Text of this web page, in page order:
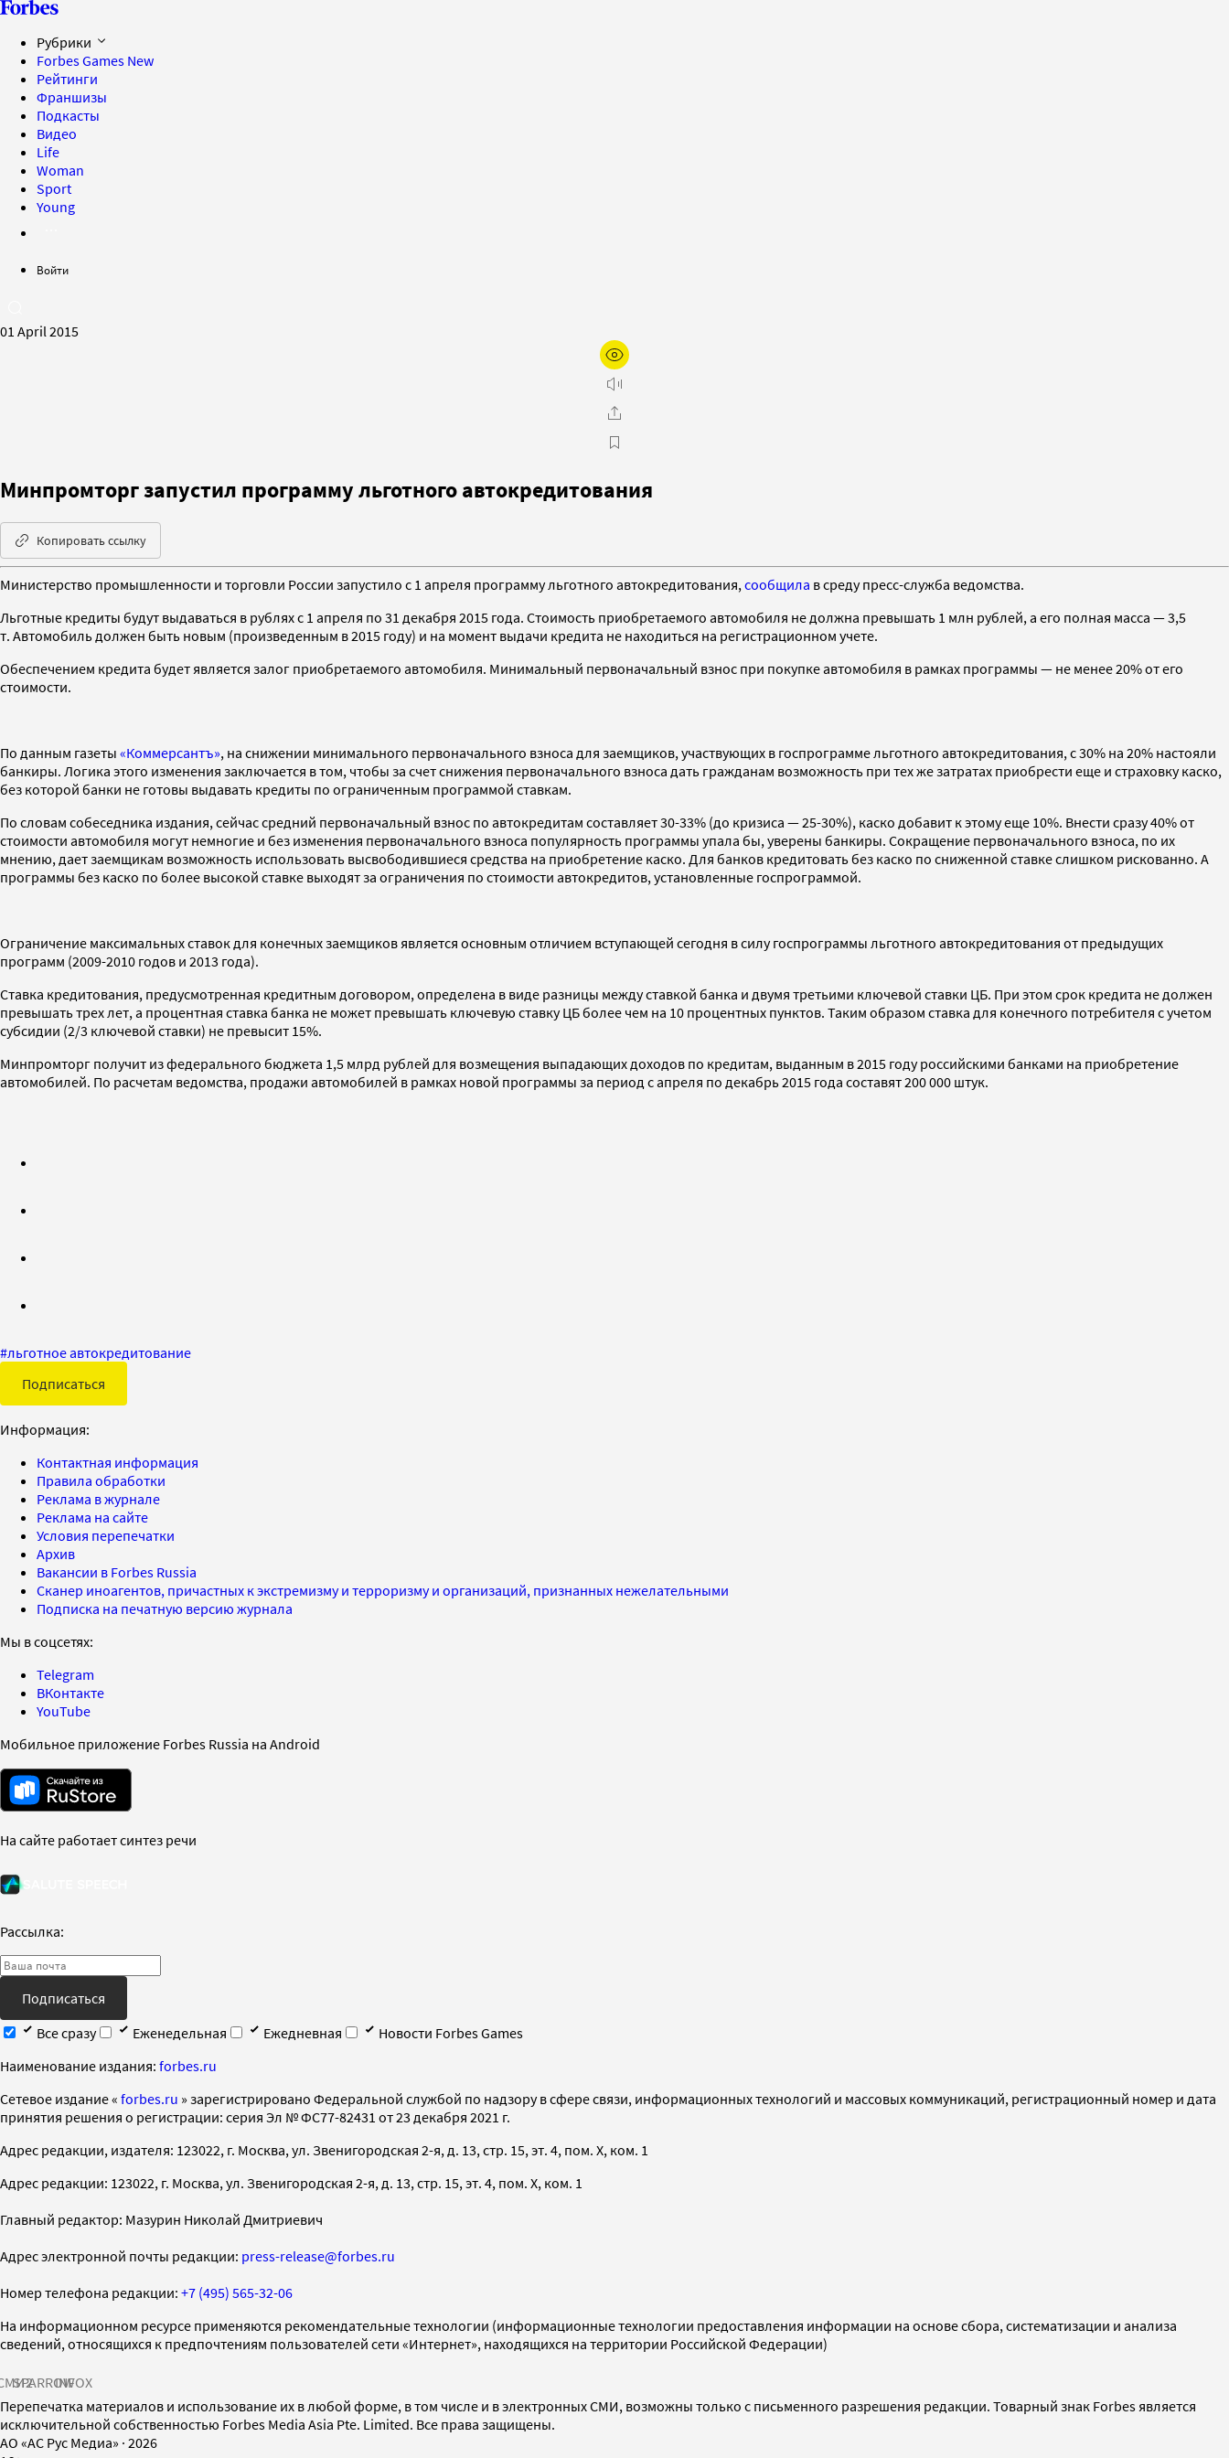
Рубрики
Forbes Games New
Рейтинги
Франшизы
Подкасты
Видео
Life
Woman
Sport
Young
Войти
01 April 2015
Минпромторг запустил программу льготного автокредитования
Копировать ссылку
Министерство промышленности и торговли России запустило с 1 апреля программу льготного автокредитования, сообщила в среду пресс-служба ведомства.
Льготные кредиты будут выдаваться в рублях с 1 апреля по 31 декабря 2015 года. Стоимость приобретаемого автомобиля не должна превышать 1 млн рублей, а его полная масса — 3,5
т. Автомобиль должен быть новым (произведенным в 2015 году) и на момент выдачи кредита не находиться на регистрационном учете.
Обеспечением кредита будет является залог приобретаемого автомобиля. Минимальный первоначальный взнос при покупке автомобиля в рамках программы — не менее 20% от его
стоимости.
По данным газеты «Коммерсантъ», на снижении минимального первоначального взноса для заемщиков, участвующих в госпрограмме льготного автокредитования, с 30% на 20% настояли
банкиры. Логика этого изменения заключается в том, чтобы за счет снижения первоначального взноса дать гражданам возможность при тех же затратах приобрести еще и страховку каско,
без которой банки не готовы выдавать кредиты по ограниченным программой ставкам.
По словам собеседника издания, сейчас средний первоначальный взнос по автокредитам составляет 30-33% (до кризиса — 25-30%), каско добавит к этому еще 10%. Внести сразу 40% от
стоимости автомобиля могут немногие и без изменения первоначального взноса популярность программы упала бы, уверены банкиры. Сокращение первоначального взноса, по их
мнению, дает заемщикам возможность использовать высвободившиеся средства на приобретение каско. Для банков кредитовать без каско по сниженной ставке слишком рискованно. А
программы без каско по более высокой ставке выходят за ограничения по стоимости автокредитов, установленные госпрограммой.
Ограничение максимальных ставок для конечных заемщиков является основным отличием вступающей сегодня в силу госпрограммы льготного автокредитования от предыдущих
программ (2009-2010 годов и 2013 года).
Ставка кредитования, предусмотренная кредитным договором, определена в виде разницы между ставкой банка и двумя третьими ключевой ставки ЦБ. При этом срок кредита не должен
превышать трех лет, а процентная ставка банка не может превышать ключевую ставку ЦБ более чем на 10 процентных пунктов. Таким образом ставка для конечного потребителя с учетом
субсидии (2/3 ключевой ставки) не превысит 15%.
Минпромторг получит из федерального бюджета 1,5 млрд рублей для возмещения выпадающих доходов по кредитам, выданным в 2015 году российскими банками на приобретение
автомобилей. По расчетам ведомства, продажи автомобилей в рамках новой программы за период с апреля по декабрь 2015 года составят 200 000 штук.
#льготное автокредитование
Подписаться
Информация:
Контактная информация
Правила обработки
Реклама в журнале
Реклама на сайте
Условия перепечатки
Архив
Вакансии в Forbes Russia
Сканер иноагентов, причастных к экстремизму и терроризму и организаций, признанных нежелательными
Подписка на печатную версию журнала
Мы в соцсетях:
Telegram
ВКонтакте
YouTube
Мобильное приложение Forbes Russia на Android
На сайте работает синтез речи
Рассылка:
Подписаться
Все сразу
Еженедельная Ежедневная
Новости Forbes Games
Наименование издания: forbes.ru
Cетевое издание « forbes.ru » зарегистрировано Федеральной службой по надзору в сфере связи, информационных технологий и массовых коммуникаций, регистрационный номер и дата
принятия решения о регистрации: серия Эл № ФС77-82431 от 23 декабря 2021 г.
Адрес редакции, издателя: 123022, г. Москва, ул. Звенигородская 2-я, д. 13, стр. 15, эт. 4, пом. X, ком. 1
Адрес редакции: 123022, г. Москва, ул. Звенигородская 2-я, д. 13, стр. 15, эт. 4, пом. X, ком. 1
Главный редактор: Мазурин Николай Дмитриевич
Адрес электронной почты редакции: press-release@forbes.ru
Номер телефона редакции: +7 (495) 565-32-06
На информационном ресурсе применяются рекомендательные технологии (информационные технологии предоставления информации на основе сбора, систематизации и анализа
сведений, относящихся к предпочтениям пользователей сети «Интернет», находящихся на территории Российской Федерации)
SPARROWINFOX
Перепечатка материалов и использование их в любой форме, в том числе и в электронных СМИ, возможны только с письменного разрешения редакции. Товарный знак Forbes является
исключительной собственностью Forbes Media Asia Pte. Limited. Все права защищены.
AO «АС Рус Медиа» · 2026